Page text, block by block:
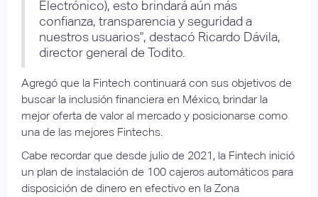
Electrónico), esto brindará aún más
confianza, transparencia y seguridad a
nuestros usuarios", destacó Ricardo Dávila,
director general de Todito.
Agregó que la Fintech continuará con sus objetivos de
buscar la inclusión financiera en México, brindar la
mejor oferta de valor al mercado y posicionarse como
una de las mejores Fintechs.
Cabe recordar que desde julio de 2021, la Fintech inició
un plan de instalación de 100 cajeros automáticos para
disposición de dinero en efectivo en la Zona